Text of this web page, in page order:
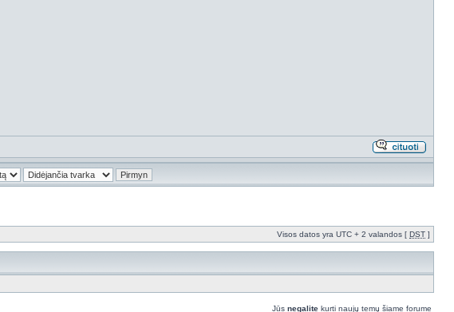
Visos datos yra UTC + 2 valandos [ DST ]
Jūs negalite kurti naujų temų šiame forume